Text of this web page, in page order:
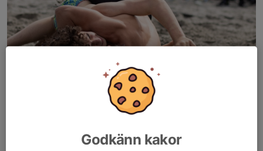
Godkänn kakor